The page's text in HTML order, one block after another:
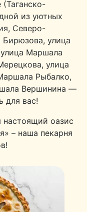
из уютных
Северо-
улица
Маршала
улица
Рыбалко,
Вершинина —
для вас!
настоящий оазис
– наша пекарня